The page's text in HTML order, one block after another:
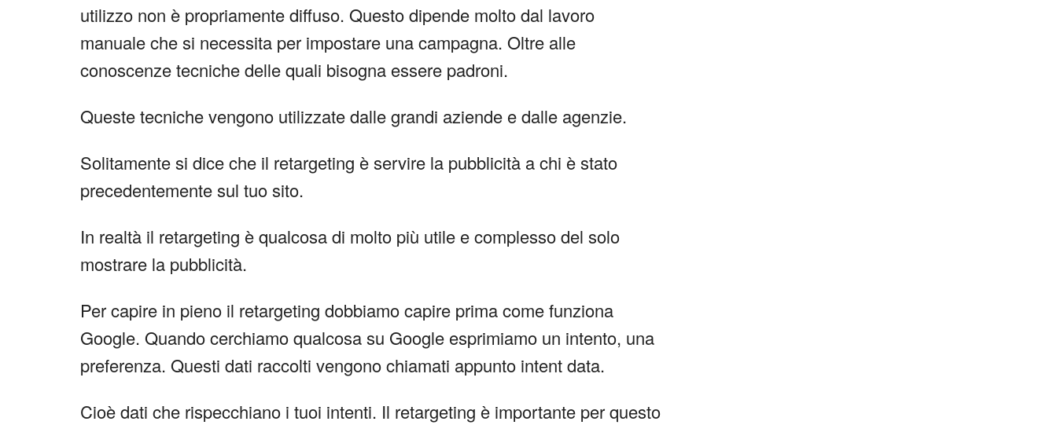
utilizzo non è propriamente diffuso. Questo dipende molto dal lavoro
manuale che si necessita per impostare una campagna. Oltre alle
conoscenze tecniche delle quali bisogna essere padroni.
Queste tecniche vengono utilizzate dalle grandi aziende e dalle agenzie.
Solitamente si dice che il retargeting è servire la pubblicità a chi è stato
precedentemente sul tuo sito.
In realtà il retargeting è qualcosa di molto più utile e complesso del solo
mostrare la pubblicità.
Per capire in pieno il retargeting dobbiamo capire prima come funziona
Google. Quando cerchiamo qualcosa su Google esprimiamo un intento, una
preferenza. Questi dati raccolti vengono chiamati appunto intent data.
Cioè dati che rispecchiano i tuoi intenti. Il retargeting è importante per questo